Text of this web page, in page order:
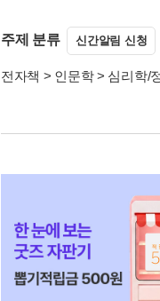
주제 분류 신간알림 신청
전자책 > 인문학> 심리학/